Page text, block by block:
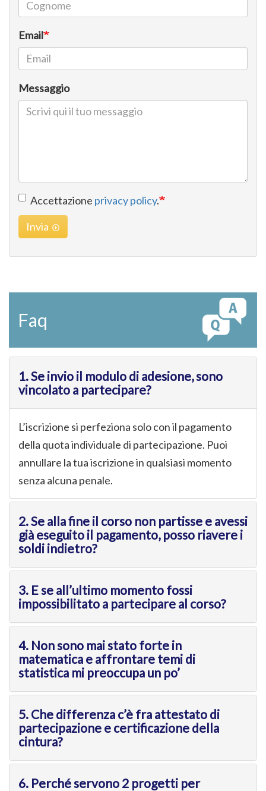
Email
Messaggio
Accettazione privacy policy.
Invia
Faq
1. Se invio il modulo di adesione, sono
vincolato a partecipare?
L’iscrizione si perfeziona solo con il pagamento
della quota individuale di partecipazione. Puoi
annullare la tua iscrizione in qualsiasi momento
senza alcuna penale.
2. Se alla fine il corso non partisse e avessi
già eseguito il pagamento, posso riavere i
soldi indietro?
3. E se all’ultimo momento fossi
impossibilitato a partecipare al corso?
4. Non sono mai stato forte in
matematica e affrontare temi di
statistica mi preoccupa un po’
5. Che differenza c’è fra attestato di
partecipazione e certificazione della
cintura?
6. Perché servono 2 progetti per